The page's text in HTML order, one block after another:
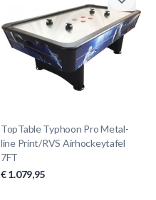
TopTable Typhoon Pro Metal-
line Print/RVS Airhockeytafel
7FT
€ 1.079,95